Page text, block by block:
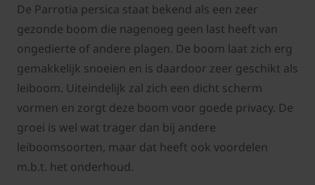
De Parrotia persica staat bekend als een zeer
gezonde boom die nagenoeg geen last heeft van
ongedierte of andere plagen. De boom laat zich erg
gemakkelijk snoeien en is daardoor zeer geschikt als
leiboom. Uiteindelijk zal zich een dicht scherm
vormen en zorgt deze boom voor goede privacy. De
groei is wel wat trager dan bij andere
leiboomsoorten, maar dat heeft ook voordelen
m.b.t. het onderhoud.